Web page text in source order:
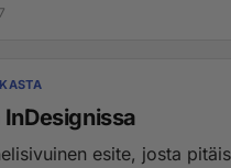
esite, josta